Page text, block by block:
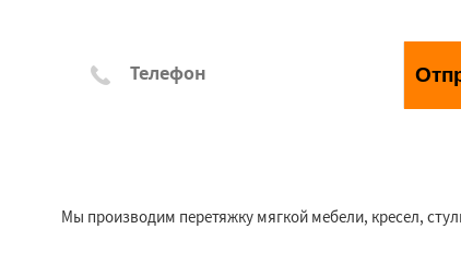
Мы производим перетяжку мягкой мебели, кресел,